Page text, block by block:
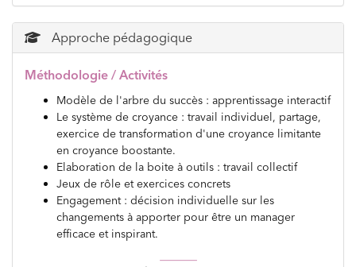
Approche pédagogique
Méthodologie / Activités
Modèle de l'arbre du succès : apprentissage interactif
Le système de croyance : travail individuel, partage,
exercice de transformation d'une croyance limitante
en croyance boostante.
Elaboration de la boite à outils : travail collectif
Jeux de rôle et exercices concrets
Engagement : décision individuelle sur les
changements à apporter pour être un manager
efficace et inspirant.